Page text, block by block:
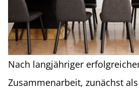
Nach langjähriger
Zusammenarbeit, zunächst